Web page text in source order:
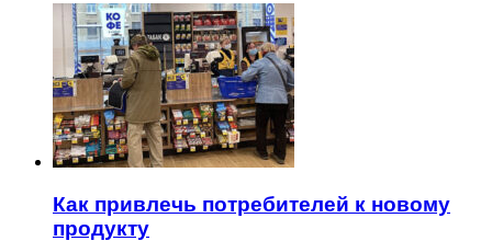
Как привлечь потребителей к новому
продукту